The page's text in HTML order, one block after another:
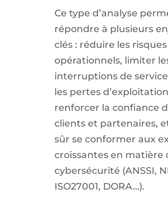
Ce type d’analyse
répondre à plusieurs
clés : réduire les risques
opérationnels, limiter
interruptions de
les pertes
renforcer la confiance
clients et partenaires,
sûr se conformer aux
croissantes en matière
cybersécurité (ANSSI,
ISO27001, DORA…).